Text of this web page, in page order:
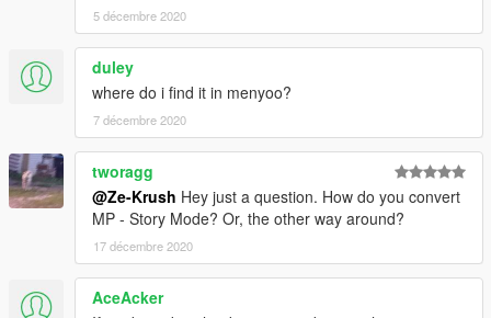
5 décembre 2020
duley
where do i find it in menyoo?
7 décembre 2020
tworagg
@Ze-Krush Hey just a question. How do you convert
MP - Story Mode? Or, the other way around?
17 décembre 2020
AceAcker